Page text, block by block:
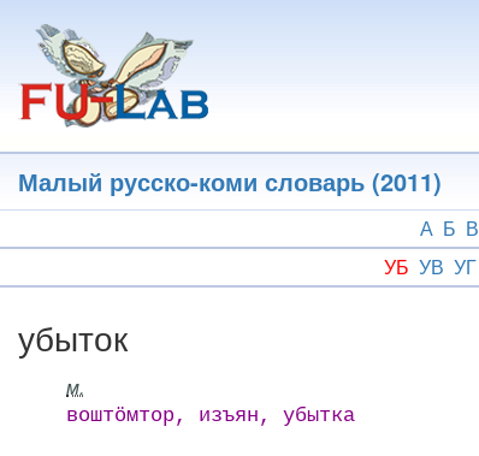
основному
содержанию
Малый русско-коми словарь (2011)
А Б В
УБ УВ УГ
убыток
м.
воштӧмтор, изъян, убытка